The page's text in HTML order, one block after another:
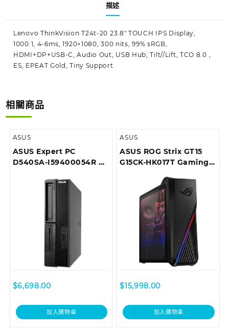
描述
Lenovo ThinkVision T24t-20 23.8″ TOUCH IPS Display,
1000:1, 4-6ms, 1920×1080, 300 nits, 99% sRGB,
HDMI+DP+USB-C, Audio Out, USB Hub, Tilt//Lift, TCO 8.0 ,
ES, EPEAT Gold, Tiny Support
相關商品
ASUS
ASUS Expert PC
D540SA-I59400054R 商
$6,698.00
加入購物車
ASUS
ASUS ROG Strix GT15
G15CK-HK017T Gaming
$15,998.00
加入購物車